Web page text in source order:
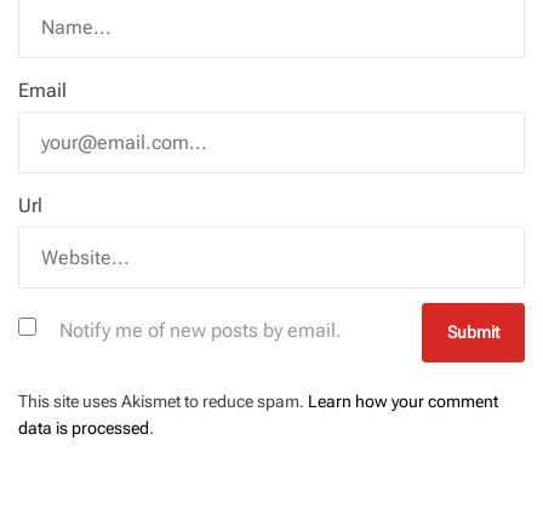
Email
Url
Notify me of new posts by email.
This site uses Akismet to reduce spam. Learn how your comment
data is processed.